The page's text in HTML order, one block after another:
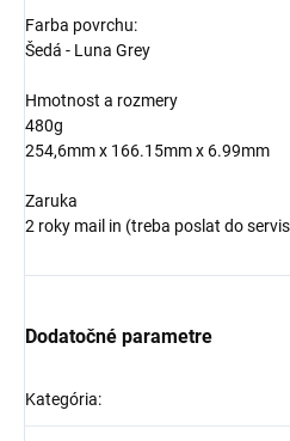
Farba povrchu:
Šedá - Luna Grey
Hmotnost a rozmery
480g
254,6mm x 166.15mm x 6.99mm
Zaruka
2 roky mail in (treba poslat do
Dodatočné parametre
Kategória: